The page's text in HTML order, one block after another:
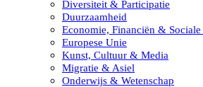
Diversiteit & Participatie
Duurzaamheid
Economie, Financiën & Sociale
Europese Unie
Kunst, Cultuur & Media
Migratie & Asiel
Onderwijs & Wetenschap